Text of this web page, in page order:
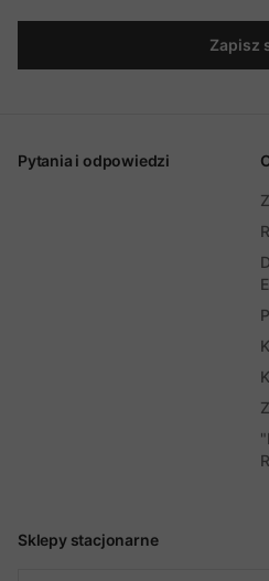
Zapisz
Sklepy stacjonarne
Pytania i odpowiedzi